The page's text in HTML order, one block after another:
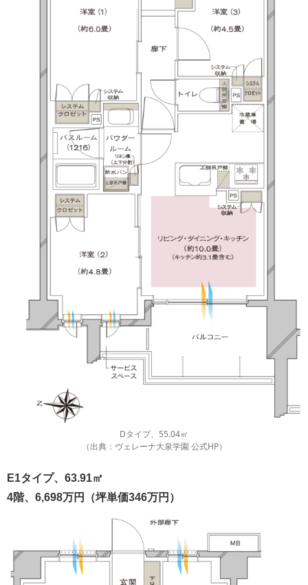
Dタイプ、55.04㎡
（出典：ヴェレーナ大泉学園 公式HP）
E1タイプ、63.91㎡
4階、6,698万円（坪単価346万円）